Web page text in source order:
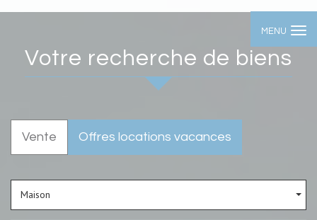
MENU
Votre recherche de biens
Vente Offres locations vacances
Maison